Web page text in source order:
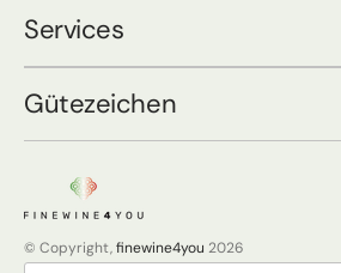
Services
Gütezeichen
© Copyright,finewine4you 2026